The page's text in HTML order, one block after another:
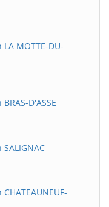
MOTTE-DU-
D'ASSE